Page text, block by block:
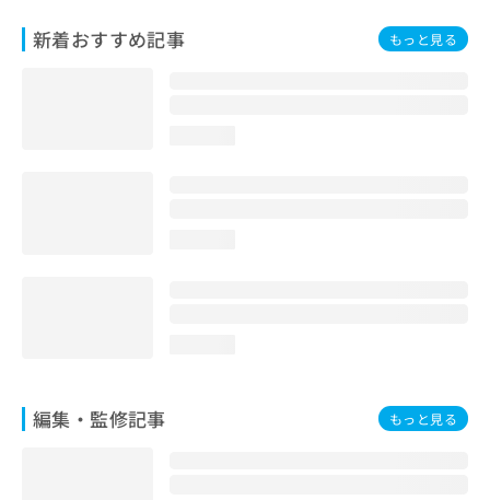
新着おすすめ記事 もっと見る
編集・監修記事 もっと見る
問